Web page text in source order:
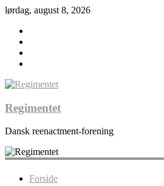
lørdag, august 8, 2026
Regimentet
Dansk reenactment-forening
Forside